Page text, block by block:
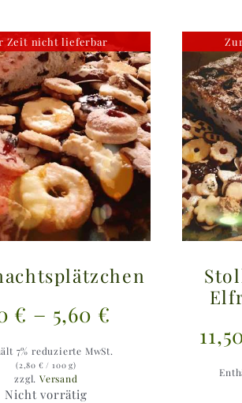
Zeit nicht lieferbar
€ – 5,60 €
2,80 €
7% reduzierte MwSt.
(2,80 € / 100 g)
zzgl.Versand
Nicht vorrätig